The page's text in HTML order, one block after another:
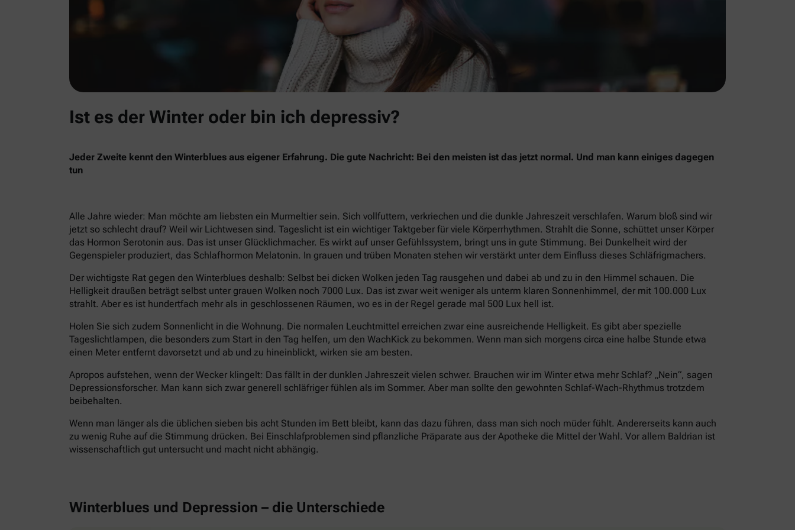
Ist es der Winter oder bin ich depressiv?
Jeder Zweite kennt den Winterblues aus eigener Erfahrung. Die gute Nachricht: Bei den meisten ist das jetzt normal. Und man kann einiges dagegen
tun
Alle Jahre wieder: Man möchte am liebsten ein Murmeltier sein. Sich vollfuttern, verkriechen und die dunkle Jahreszeit verschlafen. Warum bloß sind wir
jetzt so schlecht drauf? Weil wir Lichtwesen sind. Tageslicht ist ein wichtiger Taktgeber für viele Körperrhythmen. Strahlt die Sonne, schüttet unser Körper
das Hormon Serotonin aus. Das ist unser Glücklichmacher. Es wirkt auf unser Gefühlssystem, bringt uns in gute Stimmung. Bei Dunkelheit wird der
Gegenspieler produziert, das Schlafhormon Melatonin. In grauen und trüben Monaten stehen wir verstärkt unter dem Einfluss dieses Schläfrigmachers.
Der wichtigste Rat gegen den Winterblues deshalb: Selbst bei dicken Wolken jeden Tag rausgehen und dabei ab und zu in den Himmel schauen. Die
Helligkeit draußen beträgt selbst unter grauen Wolken noch 7000 Lux. Das ist zwar weit weniger als unterm klaren Sonnenhimmel, der mit 100.000 Lux
strahlt. Aber es ist hundertfach mehr als in geschlossenen Räumen, wo es in der Regel gerade mal 500 Lux hell ist.
Holen Sie sich zudem Sonnenlicht in die Wohnung. Die normalen Leuchtmittel erreichen zwar eine ausreichende Helligkeit. Es gibt aber spezielle
Tageslichtlampen, die besonders zum Start in den Tag helfen, um den WachKick zu bekommen. Wenn man sich morgens circa eine halbe Stunde etwa
einen Meter entfernt davorsetzt und ab und zu hineinblickt, wirken sie am besten.
Apropos aufstehen, wenn der Wecker klingelt: Das fällt in der dunklen Jahreszeit vielen schwer. Brauchen wir im Winter etwa mehr Schlaf? „Nein“, sagen
Depressionsforscher. Man kann sich zwar generell schläfriger fühlen als im Sommer. Aber man sollte den gewohnten Schlaf-Wach-Rhythmus trotzdem
beibehalten.
Wenn man länger als die üblichen sieben bis acht Stunden im Bett bleibt, kann das dazu führen, dass man sich noch müder fühlt. Andererseits kann auch
zu wenig Ruhe auf die Stimmung drücken. Bei Einschlafproblemen sind pflanzliche Präparate aus der Apotheke die Mittel der Wahl. Vor allem Baldrian ist
wissenschaftlich gut untersucht und macht nicht abhängig.
Winterblues und Depression – die Unterschiede